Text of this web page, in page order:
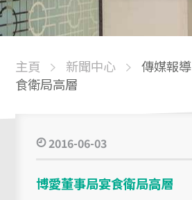
主頁 新聞中心 傳媒報導
食衛局高層
2016-06-03
博愛董事局宴食衛局高層